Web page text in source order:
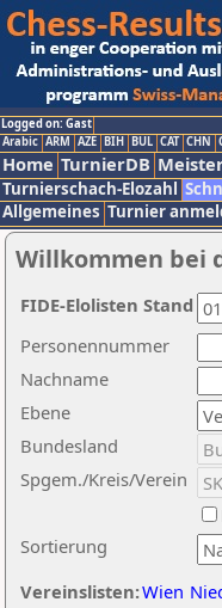
Logged on: Gast
Arabic ARM AZE BIH BUL CAT CHN
Home TurnierDB
Turnierschach-Elozahl
Allgemeines Turnier
Willkommen bei
Nachname
Ebene
Sortierung
Personennummer
Bundesland
Spgem./Kreis/Verein
Vereinslisten:Wien
FIDE-Elolisten Stand